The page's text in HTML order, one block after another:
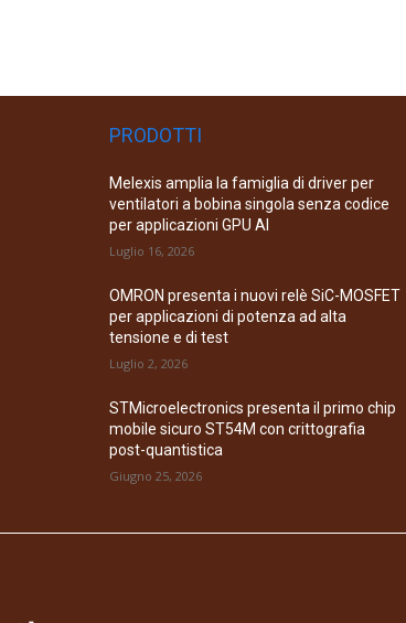
PRODOTTI
Melexis amplia la famiglia di driver per
ventilatori a bobina singola senza codice
per applicazioni GPU AI
Luglio 16, 2026
OMRON presenta i nuovi relè SiC-MOSFET
per applicazioni di potenza ad alta
tensione e di test
Luglio 2, 2026
STMicroelectronics presenta il primo chip
mobile sicuro ST54M con crittografia
post-quantistica
Giugno 25, 2026